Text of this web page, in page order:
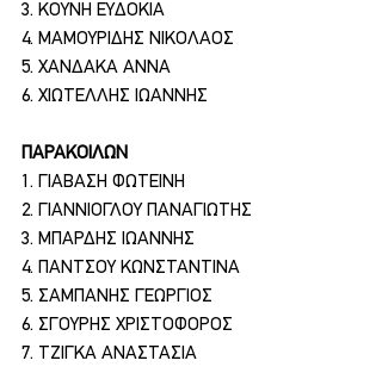
3. ΚΟΥΝΗ ΕΥΔΟΚΙΑ
4. ΜΑΜΟΥΡΙΔΗΣ ΝΙΚΟΛΑΟΣ
5. ΧΑΝΔΑΚΑ ΑΝΝΑ
6. ΧΙΩΤΕΛΛΗΣ ΙΩΑΝΝΗΣ
ΠΑΡΑΚΟΙΛΩΝ
1. ΓΙΑΒΑΣΗ ΦΩΤΕΙΝΗ
2. ΓΙΑΝΝΙΟΓΛΟΥ ΠΑΝΑΓΙΩΤΗΣ
3. ΜΠΑΡΔΗΣ ΙΩΑΝΝΗΣ
4. ΠΑΝΤΣΟΥ ΚΩΝΣΤΑΝΤΙΝΑ
5. ΣΑΜΠΑΝΗΣ ΓΕΩΡΓΙΟΣ
6. ΣΓΟΥΡΗΣ ΧΡΙΣΤΟΦΟΡΟΣ
7. ΤΖΙΓΚΑ ΑΝΑΣΤΑΣΙΑ